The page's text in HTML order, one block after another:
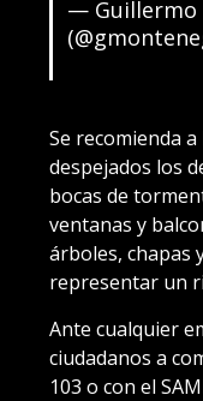
— Guillermo
Se recomienda
despejados los
bocas de
ventanas y
árboles, chapas
representar un
Ante cualquier
ciudadanos a
103 o con el